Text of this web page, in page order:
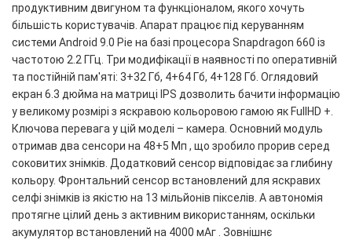
продуктивним двигуном та функціоналом, якого хочуть
більшість користувачів. Апарат працює під керуванням
системи Android 9.0 Pie на базі процесора Snapdragon 660 із
частотою 2.2 ГГц. Три модифікації в наявності по оперативній
та постійній пам'яті: 3+32 Гб, 4+64 Гб, 4+128 Гб. Оглядовий
екран 6.3 дюйма на матриці IPS дозволить бачити інформацію
у великому розмірі з яскравою кольоровою гамою як FullHD +.
Ключова перевага у цій моделі – камера. Основний модуль
отримав два сенсори на 48+5 Мп , що зробило прорив серед
соковитих знімків. Додатковий сенсор відповідає за глибину
кольору. Фронтальний сенсор встановлений для яскравих
селфі знімків із якістю на 13 мільйонів пікселів. А автономія
протягне цілий день з активним використанням, оскільки
акумулятор встановлений на 4000 мАг . Зовнішнє